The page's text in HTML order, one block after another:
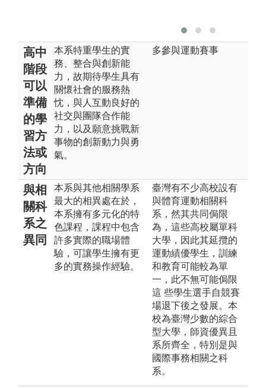
高中
階段
可以
準備
的學
習方
法或
方向
本系特重學生的實
務、整合與創新能
力，故期待學生具有
關懷社會的服務熱
忱，與人互動良好的
社交與團隊合作能
力，以及願意挑戰新
事物的創新動力與勇
氣。
多參與運動賽事
與相
關科
系之
異同
本系與其他相關學系
最大的相異處在於，
本系擁有多元化的特
色課程，課程中包含
許多實際的職場體
驗，可讓學生擁有更
多的實務操作經驗。
臺灣有不少高校設有
與體育運動相關科
系，然其共同侷限
為，這些高校屬單科
大學，因此其延攬的
運動績優學生，訓練
和教育可能較為單
一，此不無可能侷限
這 些學生選手自競賽
場退下後之發展。本
校為臺灣少數的綜合
型大學，師資優異且
系所齊全，特別是與
國際事務相關之科
系。